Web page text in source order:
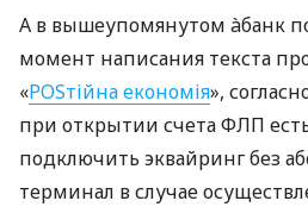
А в вышеупомянутом àбанк
момент написания текста
«POSтійна економія»,
при открытии счета ФЛП
подключить эквайринг без
терминал в случае